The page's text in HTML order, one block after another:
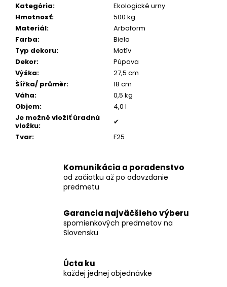
Kategória:
Ekologické urny
Hmotnosť:
500 kg
Materiál:
Arboform
Farba:
Biela
Typ dekoru:
Motív
Dekor:
Púpava
Výška:
27,5 cm
Šířka/ průměr:
18 cm
Váha:
0,5 kg
Objem:
4,0 l
Je možné vložiť úradnú
vložku:
✔
Tvar: F25
Komunikácia a poradenstvo
od začiatku až po odovzdanie
predmetu
Garancia najväčšieho výberu
spomienkových predmetov na
Slovensku
Úcta ku
každej jednej objednávke
ú
č
a
m
e
PÁNSKY
TOMMY
ŠNÚROVÝ
NÁRAMOK
€160